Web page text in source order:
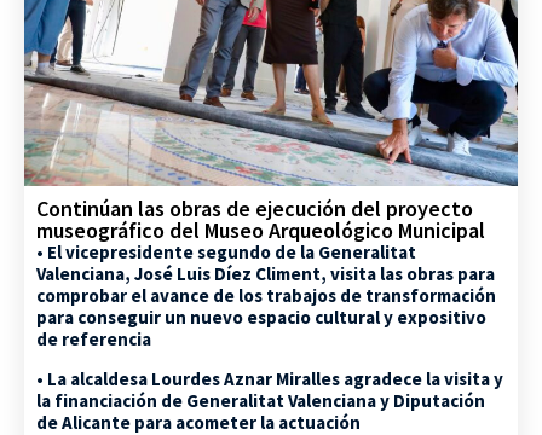
Continúan las obras de ejecución del proyecto
museográfico del Museo Arqueológico Municipal
• El vicepresidente segundo de la Generalitat
Valenciana, José Luis Díez Climent, visita las obras para
comprobar el avance de los trabajos de transformación
para conseguir un nuevo espacio cultural y expositivo
de referencia
• La alcaldesa Lourdes Aznar Miralles agradece la visita y
la financiación de Generalitat Valenciana y Diputación
de Alicante para acometer la actuación